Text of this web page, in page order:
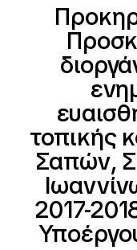
τοπικής
Σαπών,
2017-